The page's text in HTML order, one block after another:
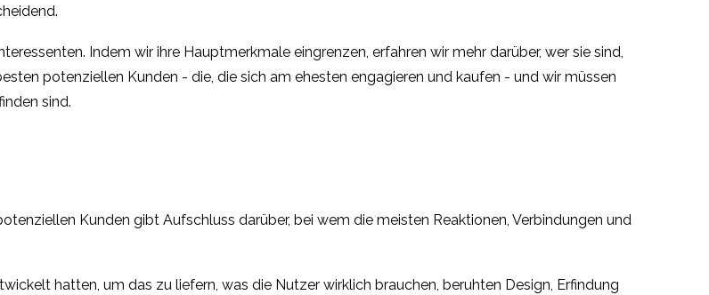
Indem wir ihre Hauptmerkmale eingrenzen, erfahren wir mehr darüber, wer sie sind,
potenziellen Kunden - die, die sich am ehesten engagieren und kaufen - und wir müssen
sind.
Kunden gibt Aufschluss darüber, bei wem die meisten Reaktionen, Verbindungen und
hatten, um das zu liefern, was die Nutzer wirklich brauchen, beruhten Design, Erfindung